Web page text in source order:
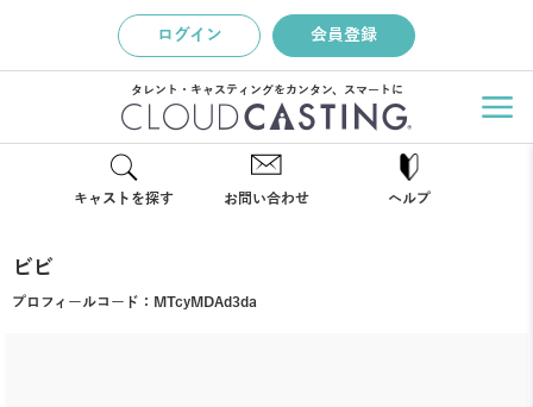
ログイン 会員登録
タレント・キャスティングをカンタン、スマートに
キャストを探す お問い合わせ ヘルプ
ビビ
プロフィールコード： MTcyMDAd3da